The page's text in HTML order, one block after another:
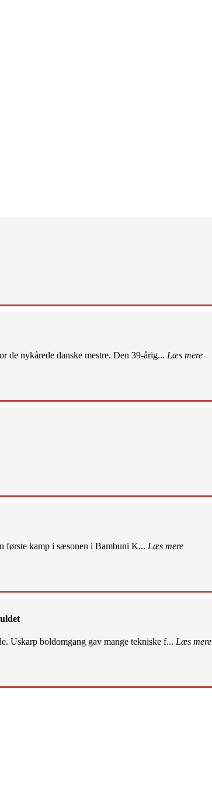
de nykårede danske mestre. Den 39-årig... Læs mere
første kamp i sæsonen i Bambuni K... Læs mere
Uskarp boldomgang gav mange tekniske f... Læs mere